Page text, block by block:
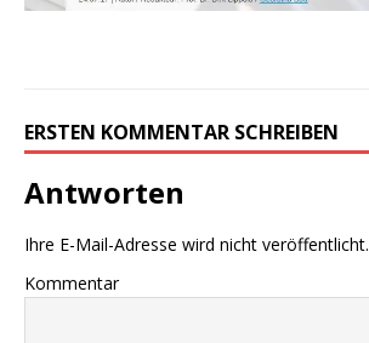
ERSTEN KOMMENTAR SCHREIBEN
Antworten
Ihre E-Mail-Adresse wird nicht veröffentlicht.
Kommentar